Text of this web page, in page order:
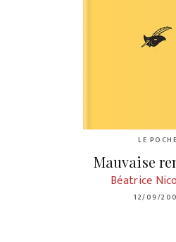
LE POCHE
Mauvaise
Béatrice
12/09/